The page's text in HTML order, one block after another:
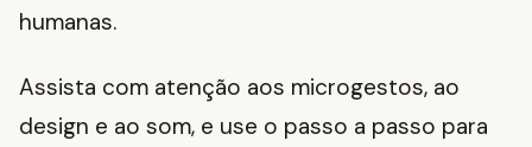
humanas.
Assista com atenção aos microgestos, ao
design e ao som, e use o passo a passo para